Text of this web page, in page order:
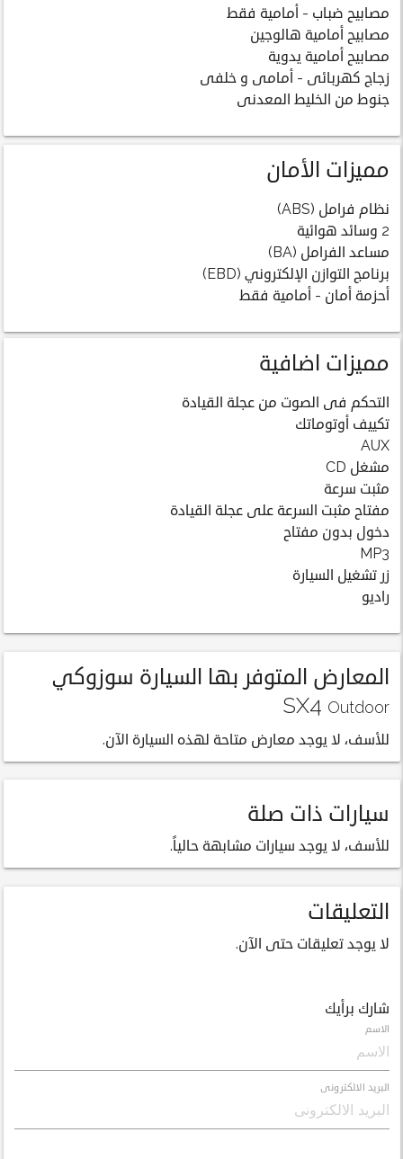
مصابيح ضباب - أمامية فقط
مصابيح أمامية هالوجين
مصابيح أمامية يدوية
زجاج كهربائى - أمامى و خلفى
جنوط من الخليط المعدنى
مميزات الأمان
نظام فرامل (ABS)
2 وسائد هوائية
مساعد الفرامل (BA)
برنامج التوازن الإلكتروني (EBD)
أحزمة أمان - أمامية فقط
مميزات اضافية
التحكم فى الصوت من عجلة القيادة
تكييف أوتوماتك
AUX
مشغل CD
مثبت سرعة
مفتاح مثبت السرعة على عجلة القيادة
دخول بدون مفتاح
MP3
زر تشغيل السيارة
راديو
المعارض المتوفر بها السيارة سوزوكي
SX4 Outdoor
للأسف، لا يوجد معارض متاحة لهذه السيارة الآن.
سيارات ذات صلة
للأسف، لا يوجد سيارات مشابهة حالياً.
التعليقات
لا يوجد تعليقات حتى الآن.
شارك برأيك
الاسم
البريد الالكترونى